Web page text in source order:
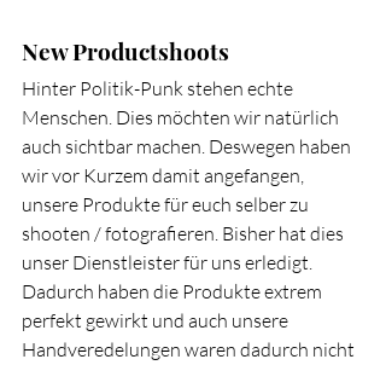
New Productshoots
Hinter Politik-Punk stehen echte
Menschen. Dies möchten wir natürlich
auch sichtbar machen. Deswegen haben
wir vor Kurzem damit angefangen,
unsere Produkte für euch selber zu
shooten / fotografieren. Bisher hat dies
unser Dienstleister für uns erledigt.
Dadurch haben die Produkte extrem
perfekt gewirkt und auch unsere
Handveredelungen waren dadurch nicht